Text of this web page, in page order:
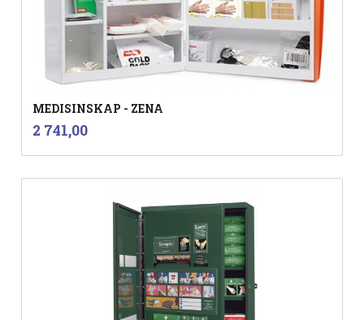
MEDISINSKAP - ZENA
Pris
2 741,00